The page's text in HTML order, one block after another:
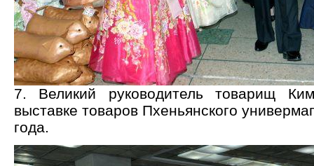
7. Великий руководитель товарищ
выставке товаров Пхеньянского
года.